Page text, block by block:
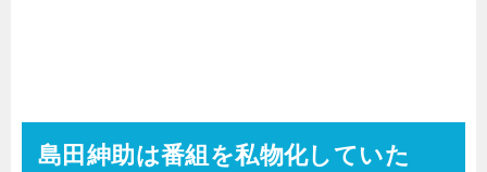
島田紳助は番組を私物化していた